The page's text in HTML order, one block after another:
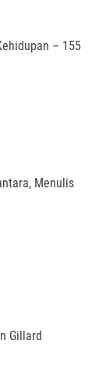
– 155
Menulis
Gillard